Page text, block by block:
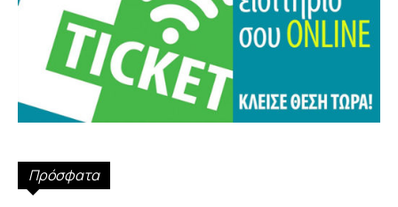
Πρόσφατα